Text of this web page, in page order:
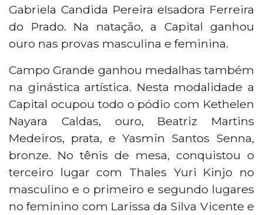
Gabriela Candida Pereira eIsadora Ferreira
do Prado. Na natação, a Capital ganhou
ouro nas provas masculina e feminina.
Campo Grande ganhou medalhas também
na ginástica artística. Nesta modalidade a
Capital ocupou todo o pódio com Kethelen
Nayara Caldas, ouro, Beatriz Martins
Medeiros, prata, e Yasmin Santos Senna,
bronze. No tênis de mesa, conquistou o
terceiro lugar com Thales Yuri Kinjo no
masculino e o primeiro e segundo lugares
no feminino com Larissa da Silva Vicente e